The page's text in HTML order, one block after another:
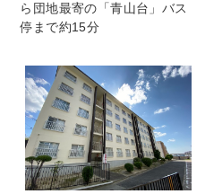
ら団地最寄の「青山台」バス
停まで約15分